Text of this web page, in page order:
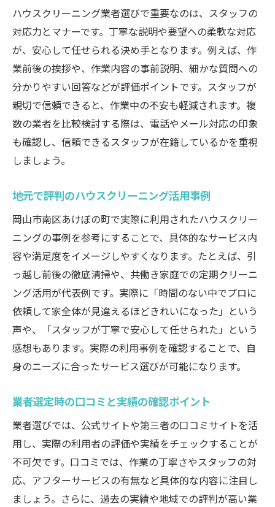
ハウスクリーニング業者選びで重要なのは、スタッフの
対応力とマナーです。丁寧な説明や要望への柔軟な対応
が、安心して任せられる決め手となります。例えば、作
業前後の挨拶や、作業内容の事前説明、細かな質問への
分かりやすい回答などが評価ポイントです。スタッフが
親切で信頼できると、作業中の不安も軽減されます。複
数の業者を比較検討する際は、電話やメール対応の印象
も確認し、信頼できるスタッフが在籍しているかを重視
しましょう。
地元で評判のハウスクリーニング活用事例
岡山市南区あけぼの町で実際に利用されたハウスクリー
ニングの事例を参考にすることで、具体的なサービス内
容や満足度をイメージしやすくなります。たとえば、引
っ越し前後の徹底清掃や、共働き家庭での定期クリーニ
ング活用が代表例です。実際に「時間のない中でプロに
依頼して家全体が見違えるほどきれいになった」という
声や、「スタッフが丁寧で安心して任せられた」という
感想もあります。実際の利用事例を確認することで、自
身のニーズに合ったサービス選びが可能になります。
業者選定時の口コミと実績の確認ポイント
業者選びでは、公式サイトや第三者の口コミサイトを活
用し、実際の利用者の評価や実績をチェックすることが
不可欠です。口コミでは、作業の丁寧さやスタッフの対
応、アフターサービスの有無など具体的な内容に注目し
ましょう。さらに、過去の実績や地域での評判が高い業